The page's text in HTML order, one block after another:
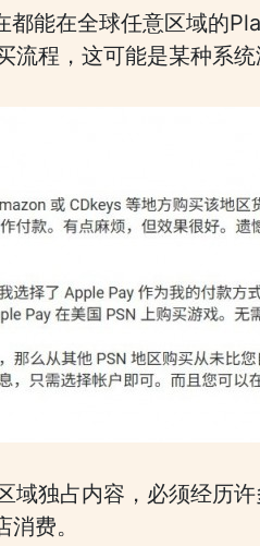
能在全球任意区域的
程，这可能是某种系统
独占内容，必须经历
费。